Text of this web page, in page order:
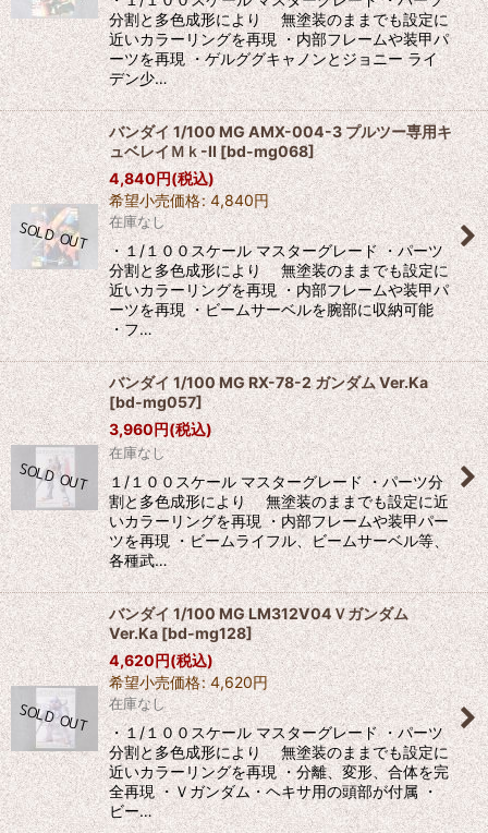
分割と多色成形により 無塗装のままでも設定に
近いカラーリングを再現 ・内部フレームや装甲パ
ーツを再現 ・ゲルググキャノンとジョニー ライ
デン少…
バンダイ 1/100 MG AMX-004-3 プルツー専用キ
ュベレイＭｋ-II[bd-mg068]
4,840円(税込)
希望小売価格: 4,840円
在庫なし
・１/１００スケール マスターグレード ・パーツ
分割と多色成形により 無塗装のままでも設定に
近いカラーリングを再現 ・内部フレームや装甲パ
ーツを再現 ・ビームサーベルを腕部に収納可能
・フ…
バンダイ 1/100 MG RX-78-2 ガンダム Ver.Ka
[bd-mg057]
3,960円(税込)
在庫なし
１/１００スケール マスターグレード ・パーツ分
割と多色成形により 無塗装のままでも設定に近
いカラーリングを再現 ・内部フレームや装甲パー
ツを再現 ・ビームライフル、ビームサーベル等、
各種武…
バンダイ 1/100 MG LM312V04Ｖガンダム
Ver.Ka[bd-mg128]
4,620円(税込)
希望小売価格: 4,620円
在庫なし
・１/１００スケール マスターグレード ・パーツ
分割と多色成形により 無塗装のままでも設定に
近いカラーリングを再現 ・分離、変形、合体を完
全再現 ・Ｖガンダム・ヘキサ用の頭部が付属 ・
ビー…